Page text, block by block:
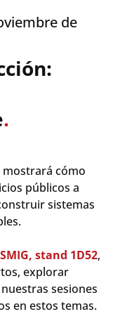
de
.
mostrará cómo
públicos a
sistemas
stand 1D52,
explorar
sesiones
en estos temas.